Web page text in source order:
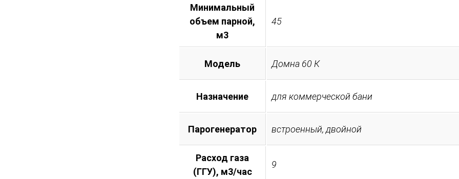
Минимальный
объем парной,
м3
45
Модель Домна 60 К
Назначение для коммерческой бани
Парогенератор встроенный, двойной
Расход газа
(ГГУ), м3/час
9